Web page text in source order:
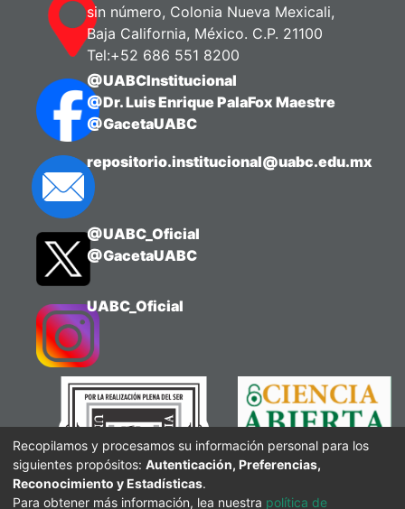
sin número, Colonia Nueva Mexicali,
Baja California, México. C.P. 21100
Tel:+52 686 551 8200
@UABCInstitucional
@Dr. Luis Enrique PalaFox Maestre
@GacetaUABC
repositorio.institucional@uabc.edu.mx
@UABC_Oficial
@GacetaUABC
UABC_Oficial
Recopilamos y procesamos su información personal para los
siguientes propósitos: Autenticación, Preferencias,
Reconocimiento y Estadísticas.
Para obtener más información, lea nuestra política de